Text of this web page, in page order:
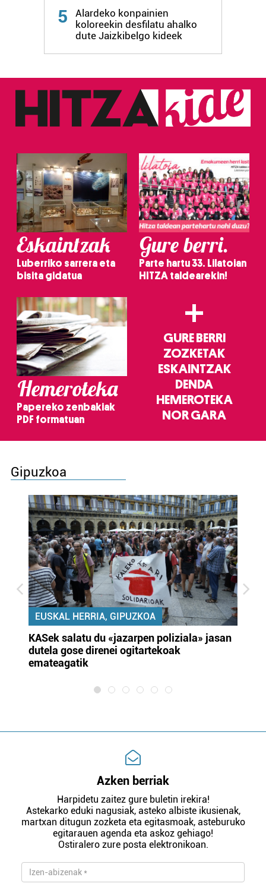
5
Alardeko konpainien
koloreekin desfilatu ahalko
dute Jaizkibelgo kideek
Eskaintzak
Luberriko sarrera eta
bisita gidatua
Gure berri.
Parte hartu 33. Lilatoian
HITZA taldearekin!
Hemeroteka
Papereko zenbakiak
PDF formatuan
+
GURE BERRI
ZOZKETAK
ESKAINTZAK
DENDA
HEMEROTEKA
NOR GARA
Gipuzkoa
EUSKAL HERRIA, GIPUZKOA
KASek salatu du «jazarpen poliziala» jasan
dutela gose direnei ogitartekoak
emateagatik
Azken berriak
Harpidetu zaitez gure buletin irekira!
Astekarko eduki nagusiak, asteko albiste ikusienak,
martxan ditugun zozketa eta egitasmoak, asteburuko
egitarauen agenda eta askoz gehiago!
Ostiralero zure posta elektronikoan.